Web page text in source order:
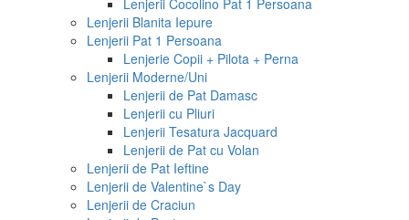
Lenjerii Cocolino Pat 1 Persoana
Lenjerii Blanita Iepure
Lenjerii Pat 1 Persoana
Lenjerie Copii + Pilota + Perna
Lenjerii Moderne/Uni
Lenjerii de Pat Damasc
Lenjerii cu Pliuri
Lenjerii Tesatura Jacquard
Lenjerii de Pat cu Volan
Lenjerii de Pat Ieftine
Lenjerii de Valentine`s Day
Lenjerii de Craciun